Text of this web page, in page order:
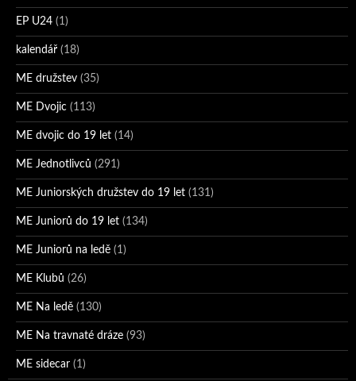
EP U24 (1)
kalendář (18)
ME družstev (35)
ME Dvojic (113)
ME dvojic do 19 let (14)
ME Jednotlivců (291)
ME Juniorských družstev do 19 let (131)
ME Juniorů do 19 let (134)
ME Juniorů na ledě (1)
ME Klubů (26)
ME Na ledě (130)
ME Na travnaté dráze (93)
ME sidecar (1)